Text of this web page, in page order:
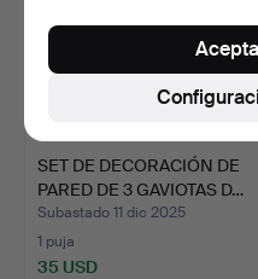
SET DE DECORACIÓN DE
PARED DE 3 GAVIOTAS D…
Subastado 11 dic 2025
1 puja
35 USD